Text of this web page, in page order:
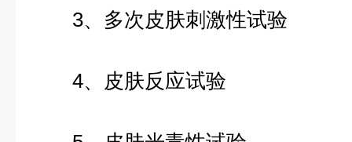
3、多次皮肤刺激性试验
4、皮肤反应试验